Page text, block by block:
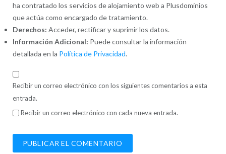
ha contratado los servicios de alojamiento web a Plusdominios
que actúa como encargado de tratamiento.
Derechos: Acceder, rectificar y suprimir los datos.
Información Adicional: Puede consultar la información
detallada en la Política de Privacidad.
Recibir un correo electrónico con los siguientes comentarios a esta
entrada.
Recibir un correo electrónico con cada nueva entrada.